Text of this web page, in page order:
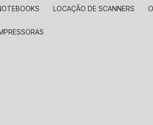
LOCAÇÃO DE SCANNERS